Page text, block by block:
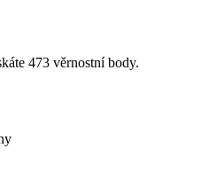
473 věrnostní body.